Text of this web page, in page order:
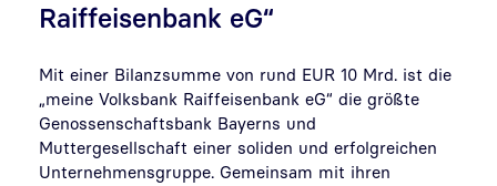
Raiffeisenbank eG“
Mit einer Bilanzsumme von rund EUR 10 Mrd. ist die
„meine Volksbank Raiffeisenbank eG“ die größte
Genossenschaftsbank Bayerns und
Muttergesellschaft einer soliden und erfolgreichen
Unternehmensgruppe. Gemeinsam mit ihren